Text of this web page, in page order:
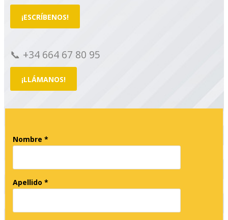
¡ESCRÍBENOS!
📞 +34 664 67 80 95
¡LLÁMANOS!
Nombre *
Apellido *